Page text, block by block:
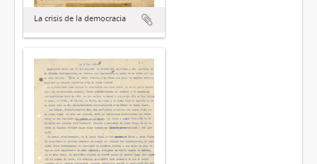
La crisis de la democracia